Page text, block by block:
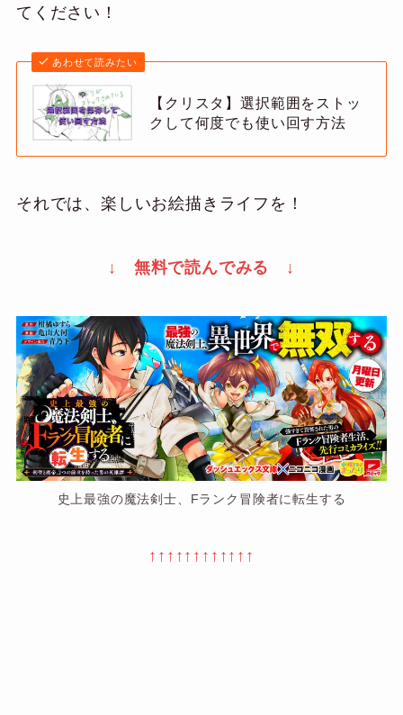
てください！
あわせて読みたい
【クリスタ】選択範囲をストッ
クして何度でも使い回す方法
それでは、楽しいお絵描きライフを！
↓ 無料で読んでみる ↓
史上最強の魔法剣士、Fランク冒険者に転生する
↑↑↑↑↑↑↑↑↑↑↑↑